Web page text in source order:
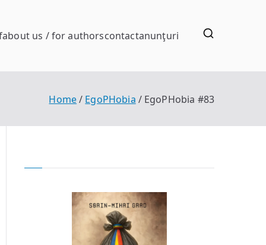
about us / for authorscontactanunţuri
Home EgoPHobia EgoPHobia #83